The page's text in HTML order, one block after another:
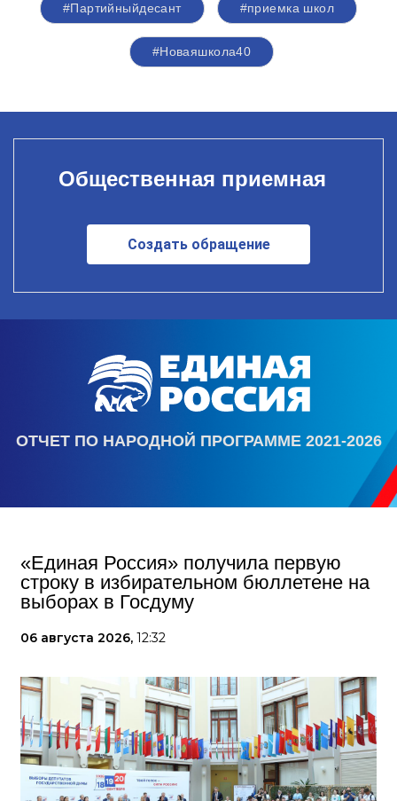
#Партийныйдесант #приемка школ
#Новаяшкола40
Общественная приемная
Создать обращение
ОТЧЕТ ПО НАРОДНОЙ ПРОГРАММЕ 2021-2026
«Единая Россия» получила первую
строку в избирательном бюллетене на
выборах в Госдуму
06 августа 2026, 12:32